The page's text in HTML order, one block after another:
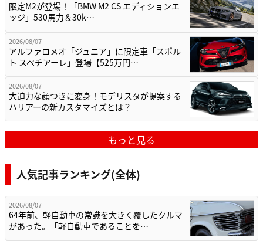
限定M2が登場！「BMW M2 CS エディションエ
ッジ」530馬力＆30k…
2026/08/07
アルファロメオ「ジュニア」に限定車「スポル
ト スペチアーレ」登場【525万円…
2026/08/07
大迫力な顔つきに変身！モデリスタが提案する
ハリアーの新カスタマイズとは？
もっと見る
人気記事ランキング(全体)
2026/08/07
64年前、軽自動車の常識を大きく覆したクルマ
があった。「軽自動車であることを…